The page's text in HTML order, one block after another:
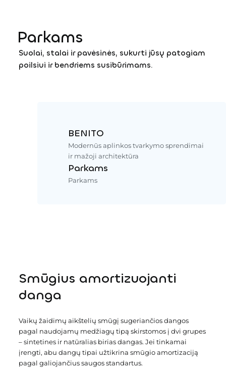
Parkams
Suolai, stalai ir pavėsinės, sukurti jūsų patogiam
poilsiui ir bendriems susibūrimams.
BENITO
Modernūs aplinkos tvarkymo sprendimai
ir mažoji architektūra
Parkams
Parkams
Smūgius amortizuojanti
danga
Vaikų žaidimų aikštelių smūgį sugeriančios dangos
pagal naudojamų medžiagų tipą skirstomos į dvi grupes
– sintetines ir natūralias birias dangas. Jei tinkamai
įrengti, abu dangų tipai užtikrina smūgio amortizaciją
pagal galiojančius saugos standartus.